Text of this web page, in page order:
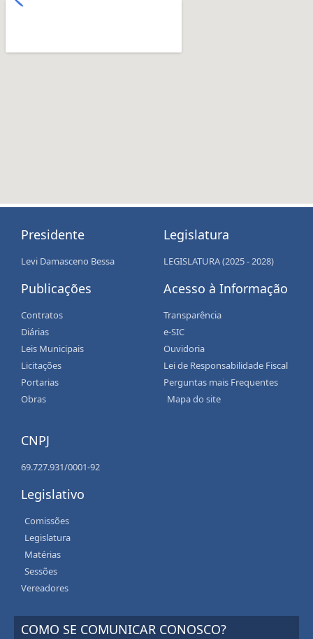
Presidente
Levi Damasceno Bessa
Publicações
Contratos
Diárias
Leis Municipais
Licitações
Portarias
Obras
Legislatura
LEGISLATURA (2025 - 2028)
Acesso à Informação
Transparência
e-SIC
Ouvidoria
Lei de Responsabilidade Fiscal
Perguntas mais Frequentes
Mapa do site
CNPJ
69.727.931/0001-92
Legislativo
Comissões
Legislatura
Matérias
Sessões
Vereadores
COMO SE COMUNICAR CONOSCO?